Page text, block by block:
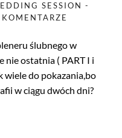
SESSION -
ślubnego w
nie ostatnia ( PART I i
wiele do pokazania,bo
w ciągu dwóch dni?